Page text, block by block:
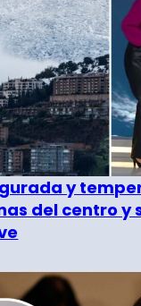
y
del centro y